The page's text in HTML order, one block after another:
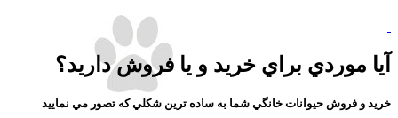
آيا موردي براي خريد و يا فروش داريد؟
خريد و فروش حيوانات خانگي شما به ساده ترين شكلي كه تصور مي نماييد